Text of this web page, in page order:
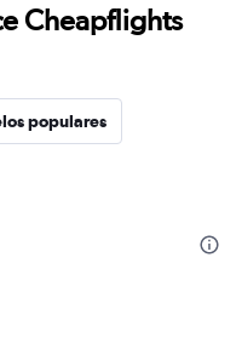
Cheapflights
populares